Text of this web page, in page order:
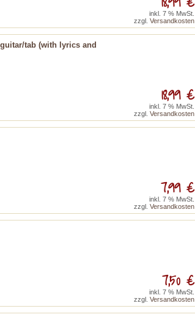
inkl. 7 % MwSt.
zzgl. Versandkosten
tab (with lyrics and
18,99 €
inkl. 7 % MwSt.
zzgl. Versandkosten
7,99 €
inkl. 7 % MwSt.
zzgl. Versandkosten
7,50 €
inkl. 7 % MwSt.
zzgl. Versandkosten